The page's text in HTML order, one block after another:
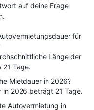
auf deine Frage
für
Länge der
21 Tage.
Mietdauer in 2026?
in 2026 beträgt 21 Tage.
Autovermietung in